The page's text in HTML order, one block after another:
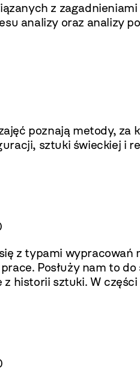
z
analizy oraz analizy
poznają metody,
sztuki świeckiej i
z typami
Posłuży nam to
historii sztuki. W